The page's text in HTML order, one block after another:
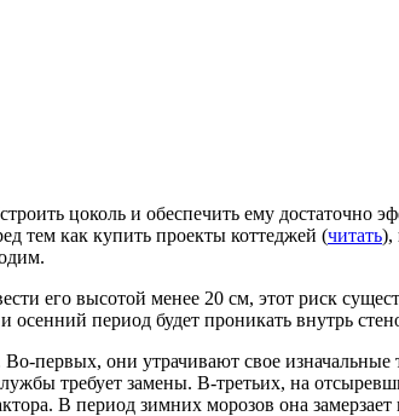
цоколь и обеспечить ему достаточно
тем как купить проекты коттеджей (читать),
его высотой менее 20 см, этот риск
период будет проникать внутрь
первых, они утрачивают свое
требует замены. В-третьих, на
В период зимних морозов она